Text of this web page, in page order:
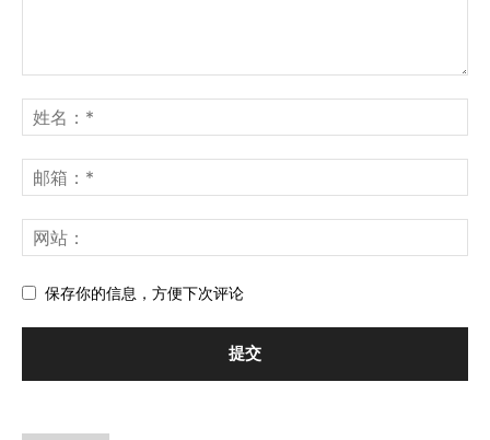
保存你的信息，方便下次评论